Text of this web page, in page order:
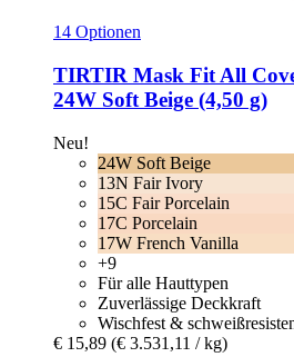
14 Optionen
TIRTIR Mask Fit All
24W Soft Beige (4,50 g)
Neu!
24W Soft Beige
13N Fair Ivory
15C Fair Porcelain
17C Porcelain
17W French Vanilla
+9
Für alle Hauttypen
Zuverlässige Deckkraft
Wischfest &
€ 15,89 (€ 3.531,11 / kg)